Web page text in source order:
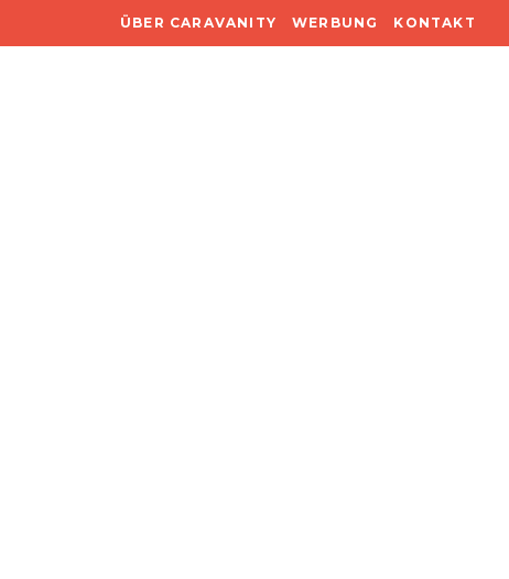
ÜBER CARAVANITY WERBUNG KONTAKT